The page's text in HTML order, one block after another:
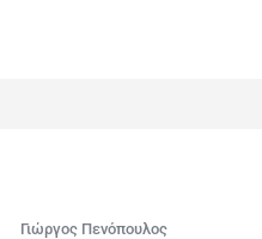
Γιώργος Πενόπουλος